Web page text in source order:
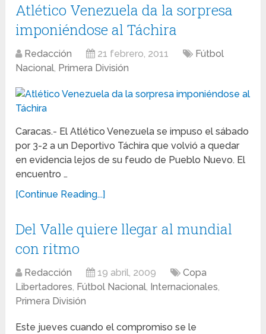
Atlético Venezuela da la sorpresa
imponiéndose al Táchira
Redacción 21 febrero, 2011
Fútbol
Nacional, Primera División
Caracas.- El Atlético Venezuela se impuso el sábado
por 3-2 a un Deportivo Táchira que volvió a quedar
en evidencia lejos de su feudo de Pueblo Nuevo. El
encuentro …
[Continue Reading...]
Del Valle quiere llegar al mundial
con ritmo
Redacción 19 abril, 2009
Copa
Libertadores, Fútbol Nacional, Internacionales,
Primera División
Este jueves cuando el compromiso se le